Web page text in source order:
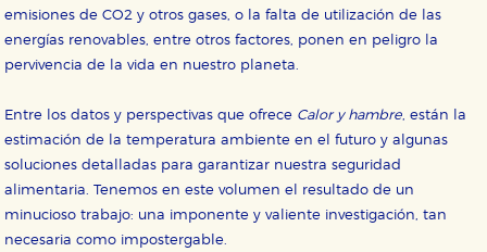
emisiones de CO2 y otros gases, o la falta de utilización de las
energías renovables, entre otros factores, ponen en peligro la
pervivencia de la vida en nuestro planeta.
Entre los datos y perspectivas que ofrece Calor y hambre, están la
estimación de la temperatura ambiente en el futuro y algunas
soluciones detalladas para garantizar nuestra seguridad
alimentaria. Tenemos en este volumen el resultado de un
minucioso trabajo: una imponente y valiente investigación, tan
necesaria como impostergable.